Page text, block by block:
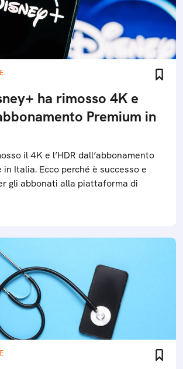
ha rimosso 4K e
Premium in
il 4K e l’HDR dall’abbonamento
in Italia. Ecco perché è successo e
gli abbonati alla piattaforma di